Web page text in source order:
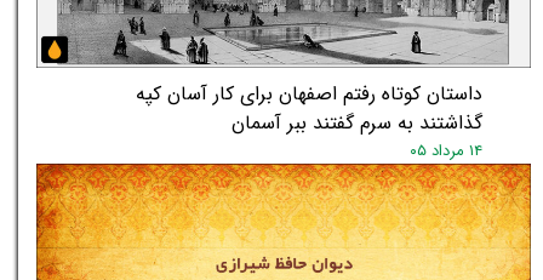
داستان کوتاه رفتم اصفهان برای کار آسان کپه
گذاشتند به سرم گفتند ببر آسمان
۱۴ مرداد ۰۵